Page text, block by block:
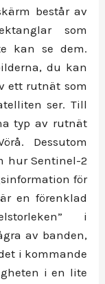
består av
som
kan se dem.
du kan
ett rutnät som
ser. Till
typ av rutnät
Dessutom
hur Sentinel-2
för
en förenklad
i
av banden,
i kommande
i en lite